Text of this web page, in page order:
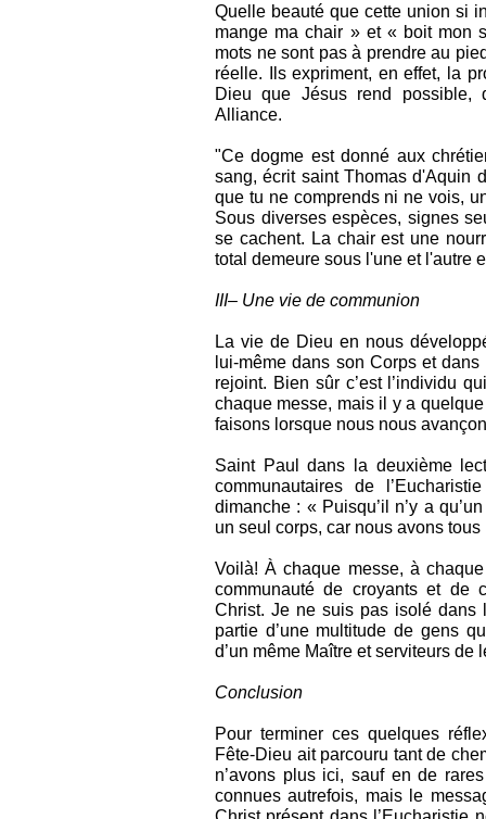
Quelle beauté que cette union si
mange ma chair » et « boit mon
mots ne sont pas à prendre au
réelle. Ils expriment, en effet, la
Dieu que Jésus rend possible,
Alliance.
"Ce dogme est donné aux
sang, écrit saint Thomas d'Aquin
que tu ne comprends ni ne vois,
Sous diverses espèces, signes
se cachent. La chair est une
total demeure sous l'une et l'autre
III– Une vie de communion
La vie de Dieu en nous
lui-même dans son Corps et
rejoint. Bien sûr c’est l’individu
chaque messe, mais il y a
faisons lorsque nous nous
Saint Paul dans la deuxième
communautaires de
dimanche : « Puisqu’il n’y a
un seul corps, car nous avons
Voilà! À chaque messe, à
communauté de croyants et de
Christ. Je ne suis pas isolé
partie d’une multitude de gens
d’un même Maître et serviteurs
Conclusion
Pour terminer ces quelques
Fête-Dieu ait parcouru tant de
n’avons plus ici, sauf en de
connues autrefois, mais le